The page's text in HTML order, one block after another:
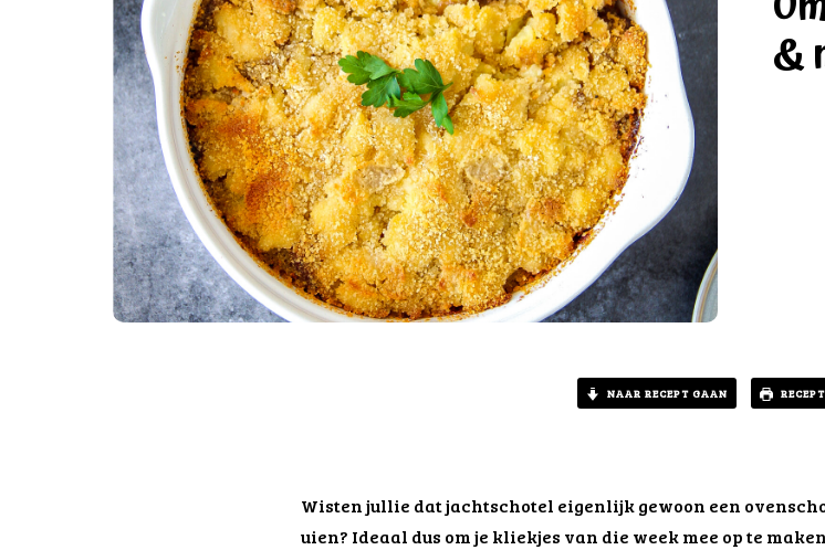
&
NAAR RECEPT GAAN
Wisten jullie dat jachtschotel eigenlijk gewoon een
uien? Ideaal dus om je kliekjes van die week mee op te